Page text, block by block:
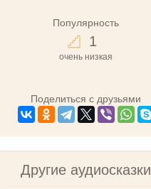
Популярность
1
очень низкая
Поделиться с друзьями
Другие аудиосказки